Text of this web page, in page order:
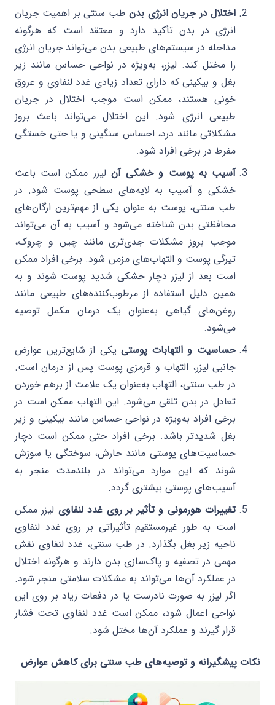
اختلال در جریان انرژی بدنطب سنتی بر اهمیت جریان
انرژی در بدن تأکید دارد و معتقد است که هرگونه
مداخله در سیستم‌های طبیعی بدن می‌تواند جریان انرژی
را مختل کند. لیزر، به‌ویژه در نواحی حساس مانند زیر
بغل و بیکینی که دارای تعداد زیادی غدد لنفاوی و عروق
خونی هستند، ممکن است موجب اختلال در جریان
طبیعی انرژی شود. این اختلال می‌تواند باعث بروز
مشکلاتی مانند درد، احساس سنگینی و یا حتی خستگی
مفرط در برخی افراد شود.
آسیب به پوست و خشکی آن لیزر ممکن است باعث
خشکی و آسیب به لایه‌های سطحی پوست شود. در
طب سنتی، پوست به عنوان یکی از مهم‌ترین ارگان‌های
محافظتی بدن شناخته می‌شود و آسیب به آن می‌تواند
موجب بروز مشکلات جدی‌تری مانند چین و چروک،
تیرگی پوست و التهاب‌های مزمن شود. برخی افراد ممکن
است بعد از لیزر دچار خشکی شدید پوست شوند و به
همین دلیل استفاده از مرطوب‌کننده‌های طبیعی مانند
روغن‌های گیاهی به‌عنوان یک درمان مکمل توصیه
می‌شود.
حساسیت و التهابات پوستییکی از شایع‌ترین عوارض
جانبی لیزر، التهاب و قرمزی پوست پس از درمان است.
در طب سنتی، التهاب به‌عنوان یک علامت از برهم خوردن
تعادل در بدن تلقی می‌شود. این التهاب ممکن است در
برخی افراد به‌ویژه در نواحی حساس مانند بیکینی و زیر
بغل شدیدتر باشد. برخی افراد حتی ممکن است دچار
حساسیت‌های پوستی مانند خارش، سوختگی یا سوزش
شوند که این موارد می‌تواند در بلندمدت منجر به
آسیب‌های پوستی بیشتری گردد.
تغییرات هورمونی و تأثیر بر روی غدد لنفاوی لیزر ممکن
است به طور غیرمستقیم تأثیراتی بر روی غدد لنفاوی
ناحیه زیر بغل بگذارد. در طب سنتی، غدد لنفاوی نقش
مهمی در تصفیه و پاک‌سازی بدن دارند و هرگونه اختلال
در عملکرد آن‌ها می‌تواند به مشکلات سلامتی منجر شود.
اگر لیزر به صورت نادرست یا در دفعات زیاد بر روی این
نواحی اعمال شود، ممکن است غدد لنفاوی تحت فشار
قرار گیرند و عملکرد آن‌ها مختل شود.
نکات پیشگیرانه و توصیه‌های طب سنتی برای کاهش عوارض